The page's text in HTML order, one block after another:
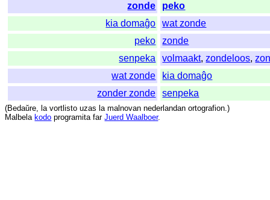
zonde
peko
kia domaĝo
wat zonde
peko
zonde
senpeka
volmaakt,zondeloos,
wat zonde
kia domaĝo
zonder zonde
senpeka
(Bedaŭre, la vortlisto uzas la malnovan nederlandan ortografion.)
Malbela kodo programita far Juerd Waalboer.